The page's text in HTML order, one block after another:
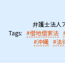
弁護士法人
Tags:
借地借家法
沖縄
法